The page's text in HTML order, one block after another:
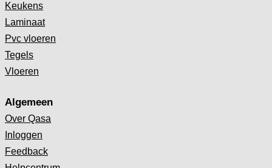
Keukens
Laminaat
Pvc vloeren
Tegels
Vloeren
Algemeen
Over Qasa
Inloggen
Feedback